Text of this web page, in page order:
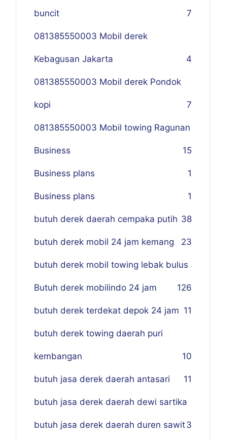
buncit 7
081385550003 Mobil derek
Kebagusan Jakarta 4
081385550003 Mobil derek Pondok
kopi 7
081385550003 Mobil towing Ragunan
5
Business 1
Business plans 1
Business plans 1
butuh derek daerah cempaka putih 38
butuh derek mobil 24 jam kemang 23
butuh derek mobil towing lebak bulus
26
Butuh derek mobilindo 24 jam 1
butuh derek terdekat depok 24 jam 11
butuh derek towing daerah puri
kembangan 10
butuh jasa derek daerah antasari 11
butuh jasa derek daerah dewi sartika
3
butuh jasa derek daerah duren sawit